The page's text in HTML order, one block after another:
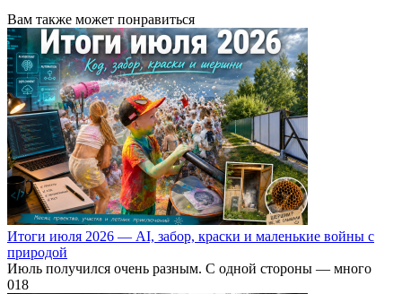
Вам также может понравиться
Итоги июля 2026 — AI, забор, краски и маленькие войны с
природой
Июль получился очень разным. С одной стороны — много
018